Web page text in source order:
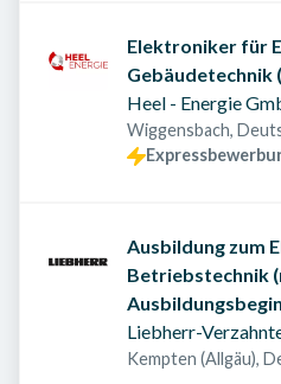
Elektroniker für
Gebäudetechnik
Heel - Energie
Wiggensbach,
Ausbildung zum
Betriebstechnik
Liebherr-
Kempten (Allgäu),